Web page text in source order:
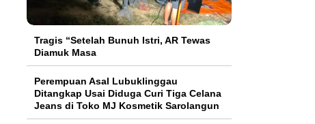
Tragis “Setelah Bunuh Istri, AR Tewas
Diamuk Masa
Perempuan Asal Lubuklinggau
Ditangkap Usai Diduga Curi Tiga Celana
Jeans di Toko MJ Kosmetik Sarolangun